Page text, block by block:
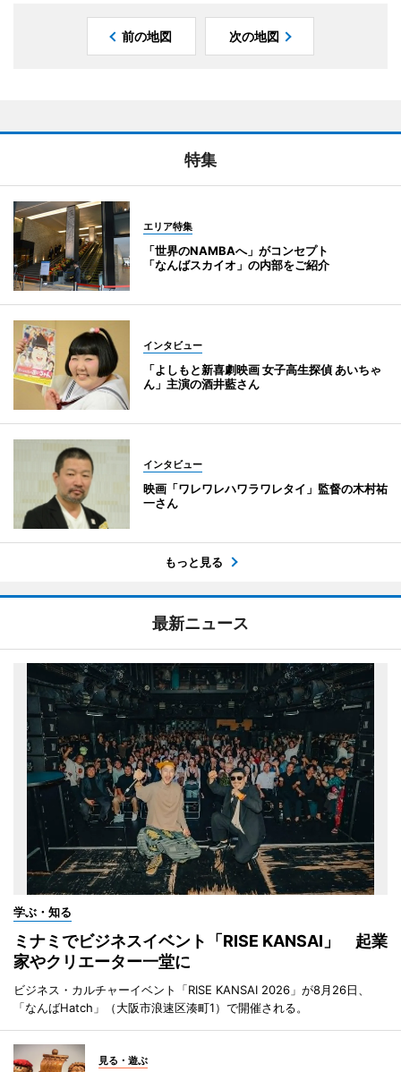
前の地図 次の地図
特集
エリア特集
「世界のNAMBAへ」がコンセプト
「なんばスカイオ」の内部をご紹介
インタビュー
「よしもと新喜劇映画 女子高生探偵 あいちゃ
ん」主演の酒井藍さん
インタビュー
映画「ワレワレハワラワレタイ」監督の木村祐
一さん
もっと見る
最新ニュース
学ぶ・知る
ミナミでビジネスイベント「RISE KANSAI」 起業
家やクリエーター一堂に
ビジネス・カルチャーイベント「RISE KANSAI 2026」が8月26日、
「なんばHatch」（大阪市浪速区湊町1）で開催される。
見る・遊ぶ